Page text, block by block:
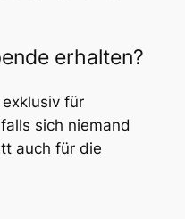
erhalten?
für
sich niemand
auch für die